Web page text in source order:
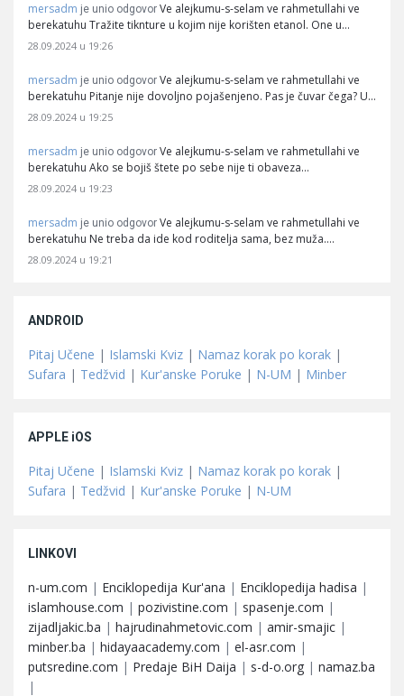
mersadm je unio odgovor Ve alejkumu-s-selam ve rahmetullahi ve
berekatuhu Tražite tiknture u kojim nije korišten etanol. One u…
28.09.2024 u 19:26
mersadm je unio odgovor Ve alejkumu-s-selam ve rahmetullahi ve
berekatuhu Pitanje nije dovoljno pojašenjeno. Pas je čuvar čega? U…
28.09.2024 u 19:25
mersadm je unio odgovor Ve alejkumu-s-selam ve rahmetullahi ve
berekatuhu Ako se bojiš štete po sebe nije ti obaveza…
28.09.2024 u 19:23
mersadm je unio odgovor Ve alejkumu-s-selam ve rahmetullahi ve
berekatuhu Ne treba da ide kod roditelja sama, bez muža.…
28.09.2024 u 19:21
ANDROID
Pitaj Učene | Islamski Kviz | Namaz korak po korak |
Sufara | Tedžvid | Kur'anske Poruke | N-UM | Minber
APPLE iOS
Pitaj Učene | Islamski Kviz | Namaz korak po korak |
Sufara | Tedžvid | Kur'anske Poruke | N-UM
LINKOVI
n-um.com | Enciklopedija Kur'ana | Enciklopedija hadisa |
islamhouse.com | pozivistine.com | spasenje.com |
zijadljakic.ba | hajrudinahmetovic.com | amir-smajic |
minber.ba | hidayaacademy.com | el-asr.com |
putsredine.com | Predaje BiH Daija | s-d-o.org | namaz.ba
|